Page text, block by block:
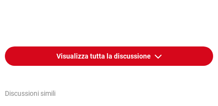
Visualizza tutta la discussione
Discussioni simili